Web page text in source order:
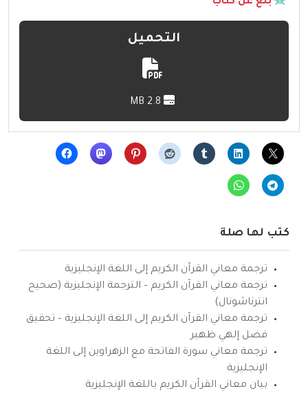
التحميل
كتب لها صلة
ترجمة معاني القرآن الكريم إلى اللغة الإنجليزية
ترجمة معاني القرآن الكريم – الترجمة الإنجليزية (صحيح
انترناشونال)
ترجمة معاني القرآن الكريم إلى اللغة الإنجليزية – تحقيق
فضل إلهي ظهير
ترجمة معاني سورة الفاتحة مع الزهراوين إلى اللغة
الإنجليزية
بيان معاني القرآن الكريم باللغة الإنجليزية